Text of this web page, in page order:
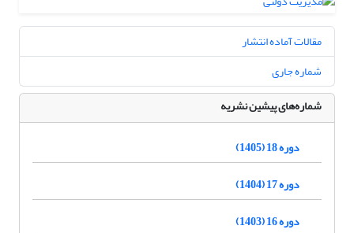
مقالات آماده انتشار
شماره جاری
شماره‌های پیشین نشریه
دوره 18 (1405)
دوره 17 (1404)
دوره 16 (1403)